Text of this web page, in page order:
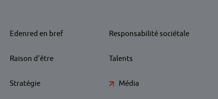
Edenred en bref Responsabilité sociétale
Raison d'être Talents
Stratégie Média